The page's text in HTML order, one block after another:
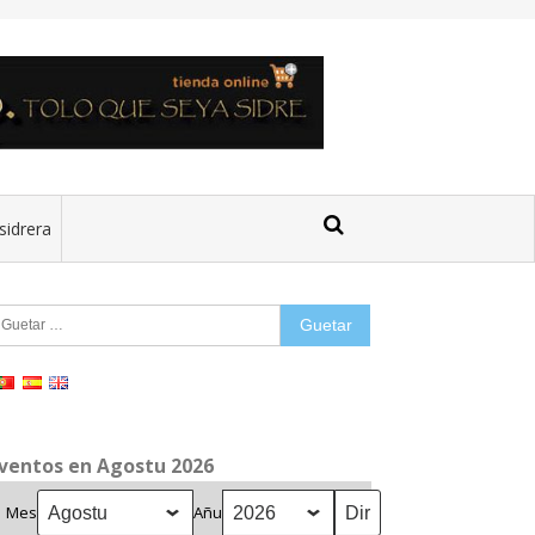
en Agostu 2026
Mes Añu